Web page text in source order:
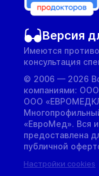
Версия
Имеются
консультация
© 2006 — 2026
компаниями:
ООО
«ЕвроМед». Вся
предоставлена
публичной
Настройки cookies